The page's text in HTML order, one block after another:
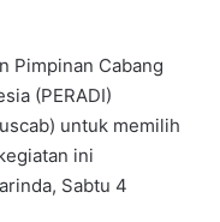
Pimpinan Cabang
(PERADI)
untuk memilih
ini
Sabtu 4